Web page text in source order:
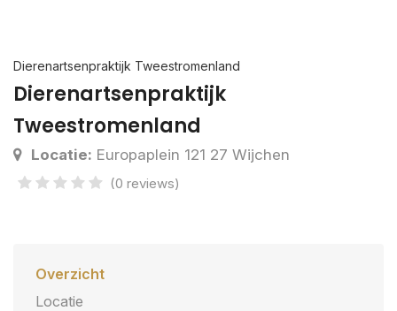
Dierenartsenpraktijk Tweestromenland
Dierenartsenpraktijk
Tweestromenland
Locatie: Europaplein 121 27 Wijchen
(0 reviews)
Overzicht
Locatie